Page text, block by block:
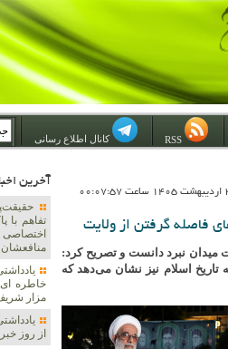
کانال اطلاع رسانی
فاصله گرفتن از ولایت
میدان نبرد دانست و تصریح کرد:
تاریخ اسلام نیز نشان می‌دهد که
آخرين
تفاهم با
اختصاصی
منافعشان
خاطره ای
مزار
از روز